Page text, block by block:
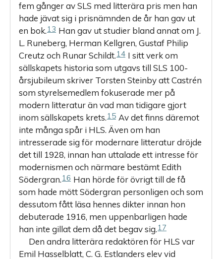
fem gånger av SLS med litterära pris men han
hade jävat sig i prisnämnden de år han gav ut
en bok.13 Han gav ut studier bland annat om J.
L. Runeberg, Herman Kellgren, Gustaf ­Philip
Creutz och Runar Schildt.14 I sitt verk om
sällskapets historia som utgavs till SLS 100-
årsjubileum skriver Torsten Steinby att Castrén
som styrelse­medlem fokuserade mer på
modern litteratur än vad man tidigare gjort
inom sällskapets krets.15 Av det finns däremot
inte många spår i HLS. Även om han
intresserade sig för modernare litteratur dröjde
det till 1928, innan han uttalade ett intresse för
modernismen och närmare bestämt Edith
Södergran.16 Han hörde för övrigt till de få
som hade mött Södergran personligen och som
dessutom fått läsa hennes dikter innan hon
debuterade 1916, men uppenbarligen hade
han inte gillat dem då det begav sig.17
Den andra litterära redaktören för HLS var
Emil Hasselblatt, C. G. Estlanders elev vid